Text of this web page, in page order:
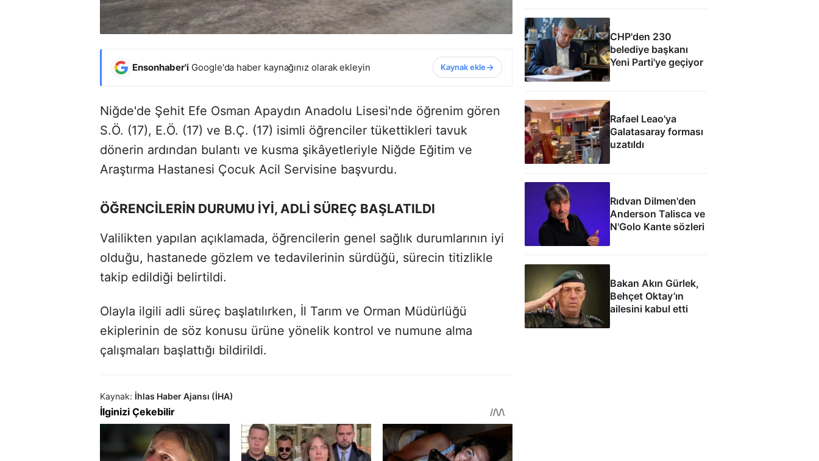
Ensonhaber'i Google'da haber kaynağınız olarak ekleyin Kaynak ekle
Niğde'de Şehit Efe Osman Apaydın Anadolu Lisesi'nde öğrenim gören
S.Ö. (17), E.Ö. (17) ve B.Ç. (17) isimli öğrenciler tükettikleri tavuk
dönerin ardından bulantı ve kusma şikâyetleriyle Niğde Eğitim ve
Araştırma Hastanesi Çocuk Acil Servisine başvurdu.
ÖĞRENCİLERİN DURUMU İYİ, ADLİ SÜREÇ BAŞLATILDI
Valilikten yapılan açıklamada, öğrencilerin genel sağlık durumlarının iyi
olduğu, hastanede gözlem ve tedavilerinin sürdüğü, sürecin titizlikle
takip edildiği belirtildi.
Olayla ilgili adli süreç başlatılırken, İl Tarım ve Orman Müdürlüğü
ekiplerinin de söz konusu ürüne yönelik kontrol ve numune alma
çalışmaları başlattığı bildirildi.
Kaynak: İhlas Haber Ajansı (İHA)
CHP'den 230
belediye başkanı
Yeni Parti'ye geçiyor
Rafael Leao'ya
Galatasaray forması
uzatıldı
Rıdvan Dilmen'den
Anderson Talisca ve
N'Golo Kante sözleri
Bakan Akın Gürlek,
Behçet Oktay’ın
ailesini kabul etti